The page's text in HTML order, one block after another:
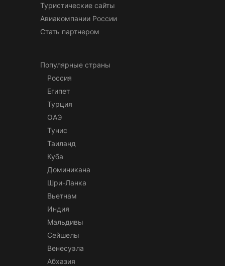
Туристические сайты
Авиакомпании России
Стать партнером
Популярные страны
Россия
Египет
Турция
ОАЭ
Тунис
Таиланд
Куба
Доминикана
Шри-Ланка
Вьетнам
Индия
Мальдивы
Сейшелы
Венесуэла
Абхазия